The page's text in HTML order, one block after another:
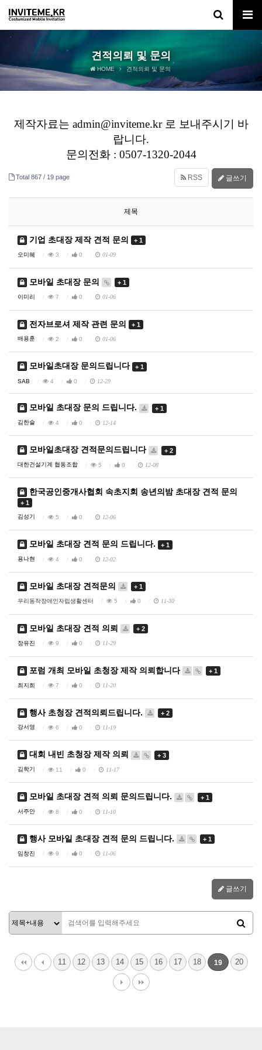
견적의뢰 및 문의
HOME 견적의뢰 및 문의
제작자료는 admin@inviteme.kr 로 보내주시기 바
랍니다.
문의전화 : 0507-1320-2044
Total 867 / 19 page RSS 글쓰기
제목
기업 초대장 제작 견적 문의 + 1
오미혜 3 0 01-09
모바일 초대장 문의 + 1
이미리 7 0 01-06
전자브로셔 제작 관련 문의 + 1
배용훈 2 0 01-06
모바일초대장 문의드립니다 + 1
SAB 4 0 12-29
모바일 초대장 문의 드립니다. + 1
김한슬 4 0 12-14
모바일초대장 견적문의드립니다 + 2
대한건설기계 협동조합 5 0 12-08
한국공인중개사협회 속초지회 송년의밤 초대장 견적 문의
+ 1
김성기 5 0 12-06
모바일 초대장 견적 문의 드립니다. + 1
용나현 4 0 12-02
모바일 초대장 견적문의 + 1
우리동작장애인자립생활센터 5 0 11-30
모바일 초대장 견적 의뢰 + 2
장유진 9 0 11-29
포럼 개최 모바일 초청장 제작 의뢰합니다 + 1
최지희 7 0 11-20
행사 초청장 견적의뢰드립니다. + 2
강서영 6 0 11-19
대회 내빈 초청장 제작 의뢰 + 3
김학기 11 0 11-17
모바일 초대장 견적 의뢰 문의드립니다. + 1
서주안 8 0 11-10
행사 모바일 초대장 견적 문의 드립니다. + 1
임창진 9 0 11-06
글쓰기
11 12 13 14 15 16 17 18 19 20